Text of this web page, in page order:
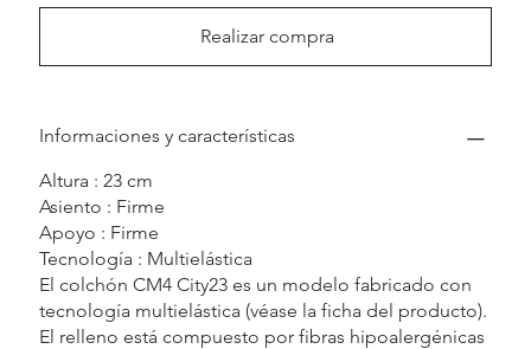
Realizar compra
Informaciones y características
Altura : 23 cm
Asiento : Firme
Apoyo : Firme
Tecnología : Multielástica
El colchón CM4 City23 es un modelo fabricado con
tecnología multielástica (véase la ficha del producto).
El relleno está compuesto por fibras hipoalergénicas